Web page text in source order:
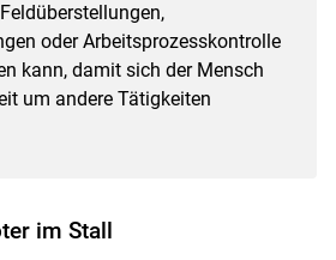
oder Arbeitsprozesskontrolle
kann, damit sich der Mensch
um andere Tätigkeiten
im Stall